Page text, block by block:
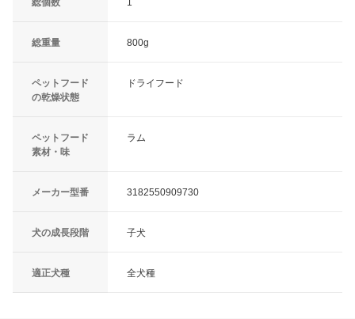
総重量 800g
ペットフード
の乾燥状態
ドライフード
ペットフード
素材・味
ラム
メーカー型番 3182550909730
犬の成長段階 子犬
適正犬種 全犬種